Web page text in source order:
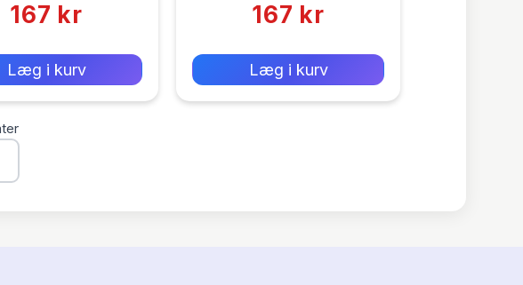
167 kr
Læg i kurv
167 kr
Læg i kurv